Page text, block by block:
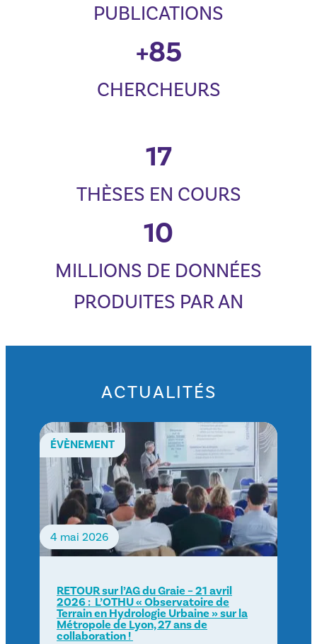
PUBLICATIONS
+85
CHERCHEURS
17
THÈSES EN COURS
10
MILLIONS DE DONNÉES
PRODUITES PAR AN
ACTUALITÉS
ÉVÈNEMENT
4 mai 2026
RETOUR sur l’AG du Graie – 21 avril
2026 : L’OTHU « Observatoire de
Terrain en Hydrologie Urbaine » sur la
Métropole de Lyon, 27 ans de
collaboration !